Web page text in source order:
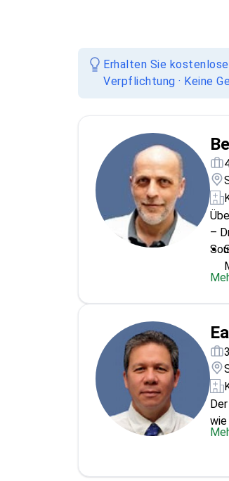
Erhalten Sie
Verpflichtung · Keine
–
wie